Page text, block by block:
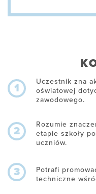
1
Uczestnik zna
oświatowej
zawodowego.
2
Rozumie
etapie szkoły
uczniów.
3
Potrafi
techniczne